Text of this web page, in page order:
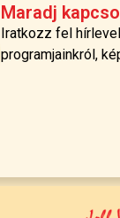
Maradj
Iratkozz fel
programjainkról,